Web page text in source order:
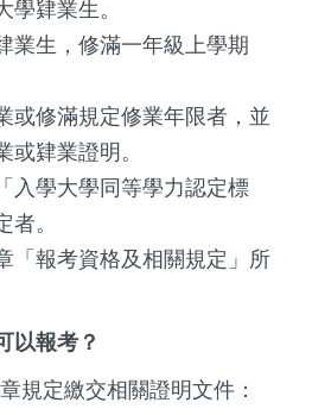
學肄業生。
業生，修滿一年級上學期
或修滿規定修業年限者，並
或肄業證明。
入學大學同等學力認定標
者。
「報考資格及相關規定」所
以報考？
規定繳交相關證明文件：